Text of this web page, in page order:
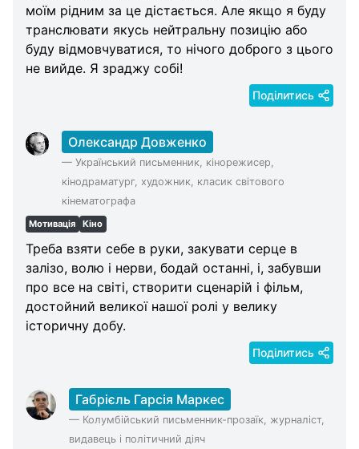
моїм рідним за це дістається. Але якщо я буду
транслювати якусь нейтральну позицію або
буду відмовчуватися, то нічого доброго з цього
не вийде. Я зраджу собі!
Поділитись
Олександр Довженко
—Український письменник, кінорежисер,
кінодраматург, художник, класик світового
кінематографа
Мотивація Кіно
Треба взяти себе в руки, закувати серце в
залізо, волю і нерви, бодай останні, і, забувши
про все на світі, створити сценарій і фільм,
достойний великої нашої ролі у велику
історичну добу.
Поділитись
Габрієль Гарсія Маркес
— Колумбійський письменник-прозаїк, журналіст,
видавець і політичний діяч